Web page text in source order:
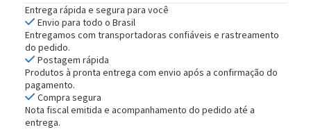
Entrega rápida e segura para você
Envio para todo o Brasil
Entregamos com transportadoras confiáveis e rastreamento
do pedido.
Postagem rápida
Produtos à pronta entrega com envio após a confirmação do
pagamento.
Compra segura
Nota fiscal emitida e acompanhamento do pedido até a
entrega.